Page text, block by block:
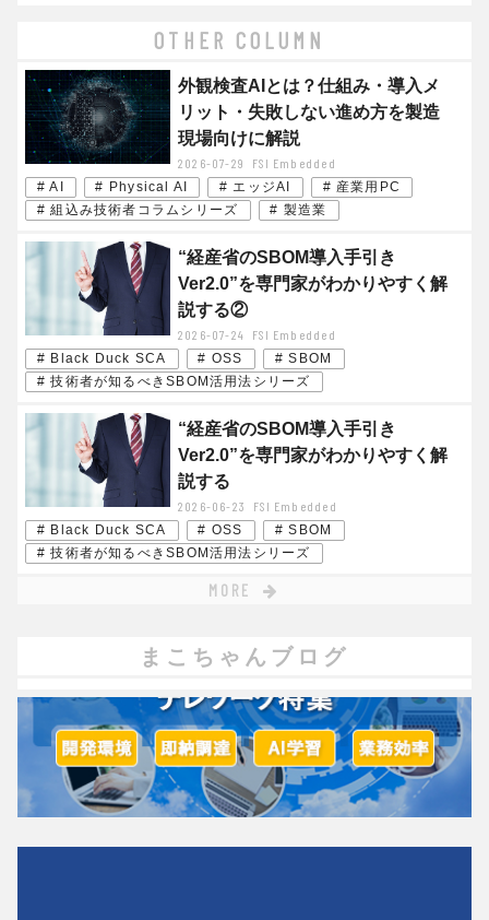
OTHER COLUMN
外観検査AIとは？仕組み・導入メ
リット・失敗しない進め方を製造
現場向けに解説
2026-07-29
FSI Embedded
# AI
# Physical AI # エッジAI
# 産業用PC
# 組込み技術者コラムシリーズ
# 製造業
“経産省のSBOM導入手引き
Ver2.0”を専門家がわかりやすく解
説する②
2026-07-24
FSI Embedded
# Black Duck SCA
# OSS
# SBOM
# 技術者が知るべきSBOM活用法シリーズ
“経産省のSBOM導入手引き
Ver2.0”を専門家がわかりやすく解
説する
2026-06-23
FSI Embedded
# Black Duck SCA
# OSS
# SBOM
# 技術者が知るべきSBOM活用法シリーズ
MORE
まこちゃんブログ